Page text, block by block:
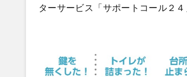
ターサービス「サポートコール２